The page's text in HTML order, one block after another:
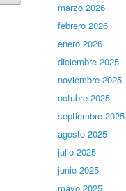
marzo 2026
febrero 2026
enero 2026
diciembre 2025
noviembre 2025
octubre 2025
septiembre 2025
agosto 2025
julio 2025
junio 2025
mayo 2025